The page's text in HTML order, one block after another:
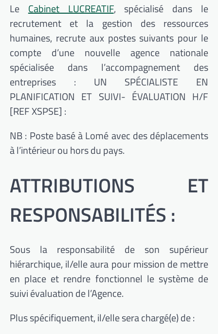
Le Cabinet LUCREATIF, spécialisé dans le
recrutement et la gestion des ressources
humaines, recrute aux postes suivants pour le
compte d’une nouvelle agence nationale
spécialisée dans l’accompagnement des
entreprises : UN SPÉCIALISTE EN
PLANIFICATION ET SUIVI- ÉVALUATION H/F
[REF XSPSE] :
NB : Poste basé à Lomé avec des déplacements
à l’intérieur ou hors du pays.
ATTRIBUTIONS ET
RESPONSABILITÉS :
Sous la responsabilité de son supérieur
hiérarchique, il/elle aura pour mission de mettre
en place et rendre fonctionnel le système de
suivi évaluation de l’Agence.
Plus spécifiquement, il/elle sera chargé(e) de :